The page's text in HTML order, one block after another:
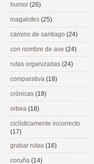
humor (26)
magalofes (25)
camino de santiago (24)
con nombre de ave (24)
rutas organizadas (24)
comparativa (18)
crónicas (18)
orbea (18)
ciclísticamente incorrecto
(17)
grabar rutas (16)
coruña (14)